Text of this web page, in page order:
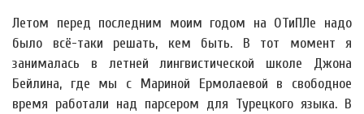
Летом перед последним моим годом на ОТиПЛе надо
было всё-таки решать, кем быть. В тот момент я
занималась в летней лингвистической школе Джона
Бейлина, где мы с Мариной Ермолаевой в свободное
время работали над парсером для Турецкого языка. В